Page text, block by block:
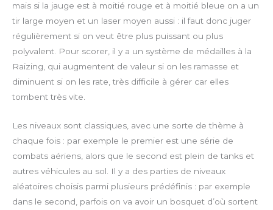
mais si la jauge est à moitié rouge et à moitié bleue on a un
tir large moyen et un laser moyen aussi : il faut donc juger
régulièrement si on veut être plus puissant ou plus
polyvalent. Pour scorer, il y a un système de médailles à la
Raizing, qui augmentent de valeur si on les ramasse et
diminuent si on les rate, très difficile à gérer car elles
tombent très vite.
Les niveaux sont classiques, avec une sorte de thème à
chaque fois : par exemple le premier est une série de
combats aériens, alors que le second est plein de tanks et
autres véhicules au sol. Il y a des parties de niveaux
aléatoires choisis parmi plusieurs prédéfinis : par exemple
dans le second, parfois on va avoir un bosquet d’où sortent